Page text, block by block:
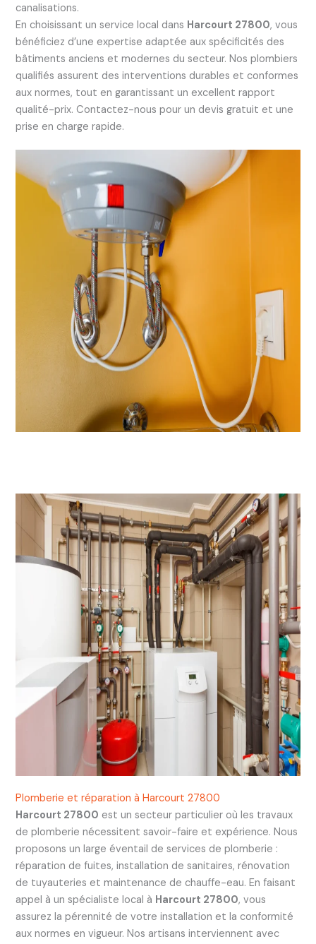
canalisations.
En choisissant un service local dans Harcourt 27800, vous
bénéficiez d’une expertise adaptée aux spécificités des
bâtiments anciens et modernes du secteur. Nos plombiers
qualifiés assurent des interventions durables et conformes
aux normes, tout en garantissant un excellent rapport
qualité-prix. Contactez-nous pour un devis gratuit et une
prise en charge rapide.
Plomberie et réparation à Harcourt 27800
Harcourt 27800 est un secteur particulier où les travaux
de plomberie nécessitent savoir-faire et expérience. Nous
proposons un large éventail de services de plomberie :
réparation de fuites, installation de sanitaires, rénovation
de tuyauteries et maintenance de chauffe-eau. En faisant
appel à un spécialiste local à Harcourt 27800, vous
assurez la pérennité de votre installation et la conformité
aux normes en vigueur. Nos artisans interviennent avec